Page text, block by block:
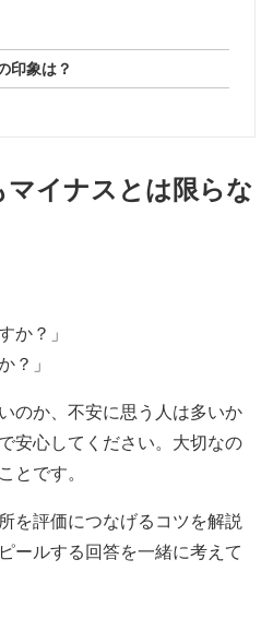
印象は？
イナスとは限らな
か？」
？」
のか、不安に思う人は多いか
安心してください。大切なの
とです。
を評価につなげるコツを解説
ールする回答を一緒に考えて